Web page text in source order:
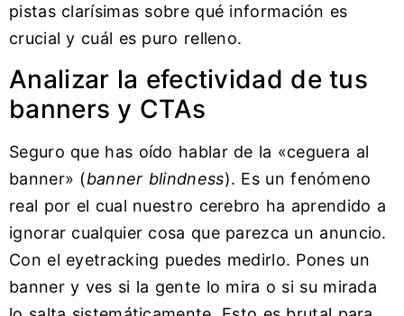
pistas clarísimas sobre qué información es
crucial y cuál es puro relleno.
Analizar la efectividad de tus
banners y CTAs
Seguro que has oído hablar de la «ceguera al
banner» (banner blindness). Es un fenómeno
real por el cual nuestro cerebro ha aprendido a
ignorar cualquier cosa que parezca un anuncio.
Con el eyetracking puedes medirlo. Pones un
banner y ves si la gente lo mira o si su mirada